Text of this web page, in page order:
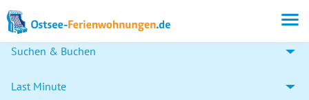
Suchen & Buchen
Last Minute